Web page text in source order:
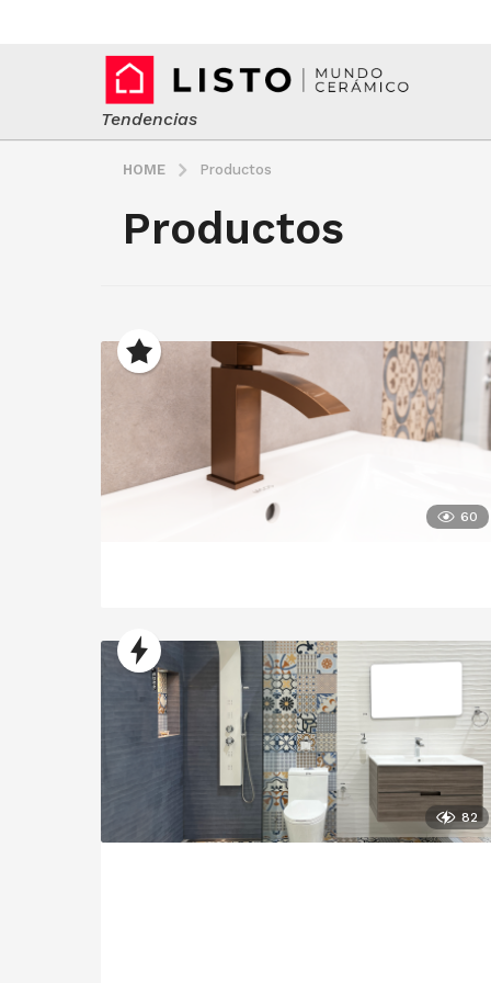
Tendencias
HOME Productos
Productos
60
82